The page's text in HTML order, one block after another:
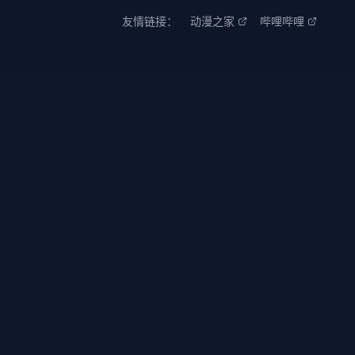
友情链接： 动漫之家 哔哩哔哩